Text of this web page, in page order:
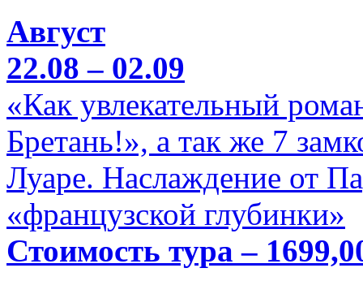
Август
22.08 – 02.09
«Как увлекательный
Бретань!», а так же 7
Луаре. Наслаждение от
«французской глубинки»
Стоимость тура –